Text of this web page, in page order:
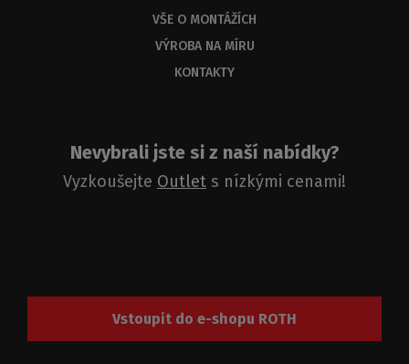
VŠE O MONTÁŽÍCH
VÝROBA NA MÍRU
KONTAKTY
Nevybrali jste si z naší nabídky?
Vyzkoušejte Outlet s nízkými cenami!
Vstoupit do e-shopu ROTH